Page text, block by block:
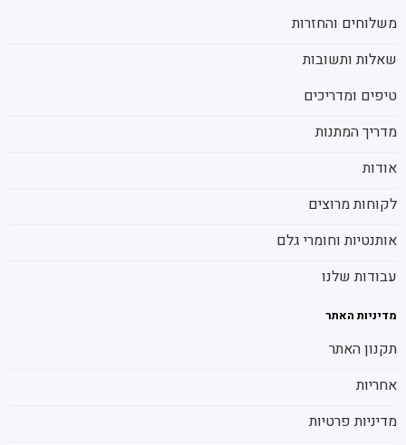
משלוחים והחזרות
שאלות ותשובות
טיפים ומדריכים
מדריך המתנות
אודות
לקוחות מרוצים
אותנטיות וחומרי גלם
עבודות שלנו
מדיניות האתר
תקנון האתר
אחריות
מדיניות פרטיות